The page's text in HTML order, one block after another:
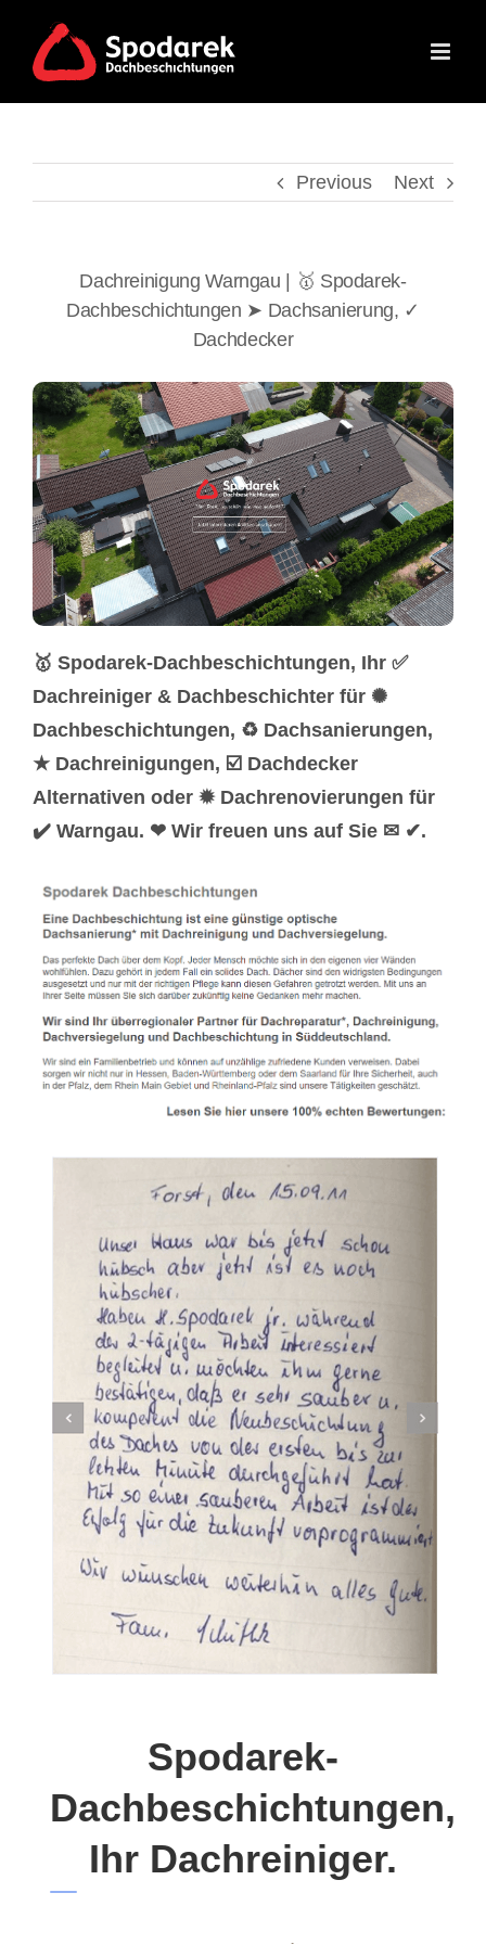
content
Previous Next
Dachreinigung Warngau | 🥇 Spodarek-
Dachbeschichtungen ➤ Dachsanierung, ✓
Dachdecker
🥇 Spodarek-Dachbeschichtungen, Ihr ✅
Dachreiniger & Dachbeschichter für ✺
Dachbeschichtungen, ♻ Dachsanierungen,
★ Dachreinigungen, ☑️ Dachdecker
Alternativen oder ✹ Dachrenovierungen für
✔️ Warngau. ❤ Wir freuen uns auf Sie ✉ ✔.
Spodarek-
Dachbeschichtungen,
Ihr Dachreiniger.